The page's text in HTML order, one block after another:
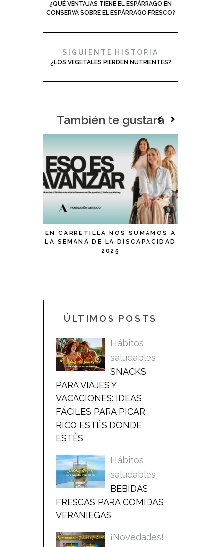
¿QUÉ VENTAJAS TIENE EL ESPÁRRAGO EN
CONSERVA SOBRE EL ESPÁRRAGO FRESCO?
SIGUIENTE HISTORIA
¿LOS VEGETALES PIERDEN NUTRIENTES?
También te gustará
EN CARRETILLA NOS SUMAMOS A
LA SEMANA DE LA DISCAPACIDAD
2025
ÚLTIMOS POSTS
Hábitos
saludables
SNACKS
PARA VIAJES Y
VACACIONES: IDEAS
FÁCILES PARA PICAR
RICO ESTÉS DONDE
ESTÉS
Hábitos
saludables
BEBIDAS
FRESCAS PARA COMIDAS
VERANIEGAS
¡Novedades!